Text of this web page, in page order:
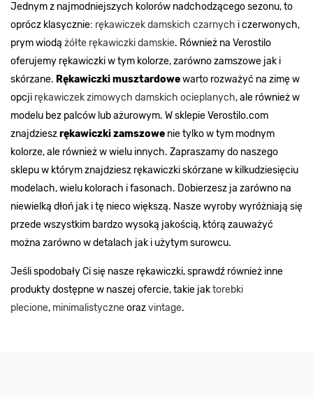
Jednym z najmodniejszych kolorów nadchodzącego sezonu, to
oprócz klasycznie: rękawiczek damskich czarnych i czerwonych,
prym wiodą żółte rękawiczki damskie. Również na Verostilo
oferujemy rękawiczki w tym kolorze, zarówno zamszowe jak i
skórzane. Rękawiczki musztardowewarto rozważyć na zimę w
opcji rękawiczek zimowych damskich ocieplanych, ale również w
modelu bez palców lub ażurowym. W sklepie Verostilo.com
znajdzieszrękawiczki zamszowe nie tylko w tym modnym
kolorze, ale również w wielu innych. Zapraszamy do naszego
sklepu w którym znajdziesz rękawiczki skórzane w kilkudziesięciu
modelach, wielu kolorach i fasonach. Dobierzesz ja zarówno na
niewielką dłoń jak i tę nieco większą. Nasze wyroby wyróżniają się
przede wszystkim bardzo wysoką jakością, którą zauważyć
można zarówno w detalach jak i użytym surowcu.
Jeśli spodobały Ci się nasze rękawiczki, sprawdź również inne
produkty dostępne w naszej ofercie, takie jaktorebki
plecione, minimalistyczneorazvintage.